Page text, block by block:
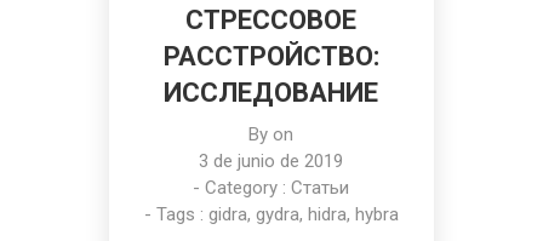
СТРЕССОВОЕ
РАССТРОЙСТВО:
ИССЛЕДОВАНИЕ
By on
3 de junio de 2019
- Category :Статьи
- Tags : gidra, gydra, hidra, hybra